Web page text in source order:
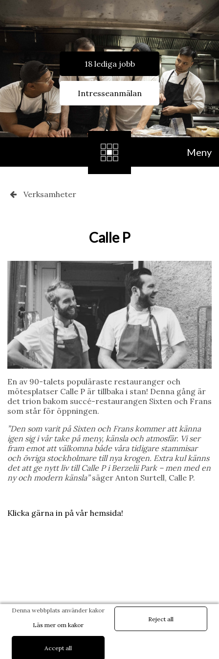
18 lediga jobb
Intresseanmälan
Meny
Verksamheter
Calle P
En av 90-talets populäraste restauranger och
mötesplatser Calle P är tillbaka i stan! Denna gång är
det trion bakom succé-restaurangen Sixten och Frans
som står för öppningen.
”Den som varit på Sixten och Frans kommer att känna
igen sig i vår take på meny, känsla och atmosfär. Vi ser
fram emot att välkomna både våra tidigare stammisar
och övriga stockholmare till nya krogen. Extra kul känns
det att ge nytt liv till Calle P i Berzelii Park – men med en
ny och modern känsla”säger Anton Surtell, Calle P.
Klicka gärna in på vår hemsida!
Denna webbplats använder kakor
Läs mer om kakor
Accept all
Reject all